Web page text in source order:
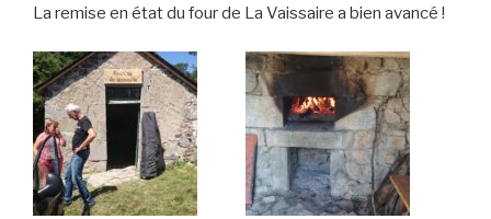
La remise en état du four de La Vaissaire a bien avancé !